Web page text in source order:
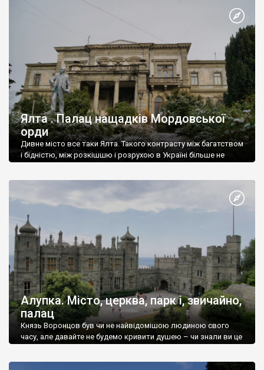
Ялта . Палац нащадків Мордовської
орди
Дивне місто все таки Ялта. Такого контрасту між багатством
і бідністю, між розкішшю і розрухою в Україні більше не
Алупка. Місто, церква, парк і, звичайно,
палац
Князь Воронцов був чи не найвідомішою людиною свого
часу, але давайте не будемо кривити душею – чи знали ви це